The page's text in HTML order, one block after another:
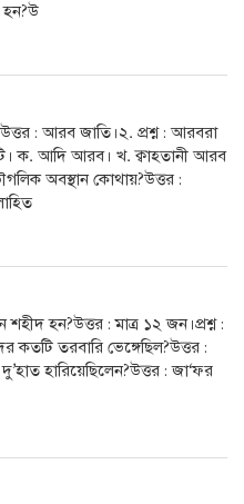
হন?উ
: আরব জাতি।২. প্রশ্ন : আরবরা
ক. আদি আরব। খ. ক্বাহতানী আরব
অবস্থান কোথায়?উত্তর :
শহীদ হন?উত্তর : মাত্র ১২ জন।প্রশ্ন :
কতটি তরবারি ভেঙ্গেছিল?উত্তর :
হারিয়েছিলেন?উত্তর : জা‘ফর